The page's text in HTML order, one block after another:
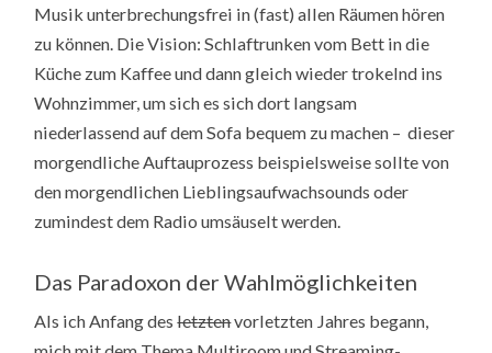
Musik unterbrechungsfrei in (fast) allen Räumen hören
zu können. Die Vision: Schlaftrunken vom Bett in die
Küche zum Kaffee und dann gleich wieder trokelnd ins
Wohnzimmer, um sich es sich dort langsam
niederlassend auf dem Sofa bequem zu machen – dieser
morgendliche Auftauprozess beispielsweise sollte von
den morgendlichen Lieblingsaufwachsounds oder
zumindest dem Radio umsäuselt werden.
Das Paradoxon der Wahlmöglichkeiten
Als ich Anfang desletztenvorletzten Jahres begann,